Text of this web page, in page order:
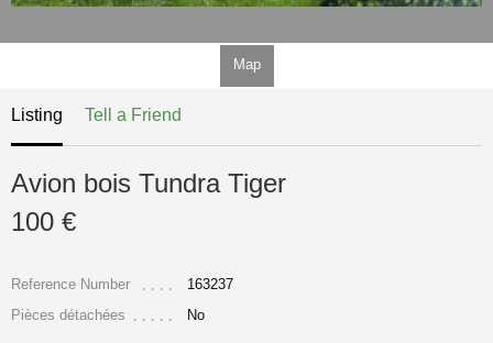
Map
Listing Tell a Friend
Avion bois Tundra Tiger
100 €
Reference Number
163237
Pièces détachées
No